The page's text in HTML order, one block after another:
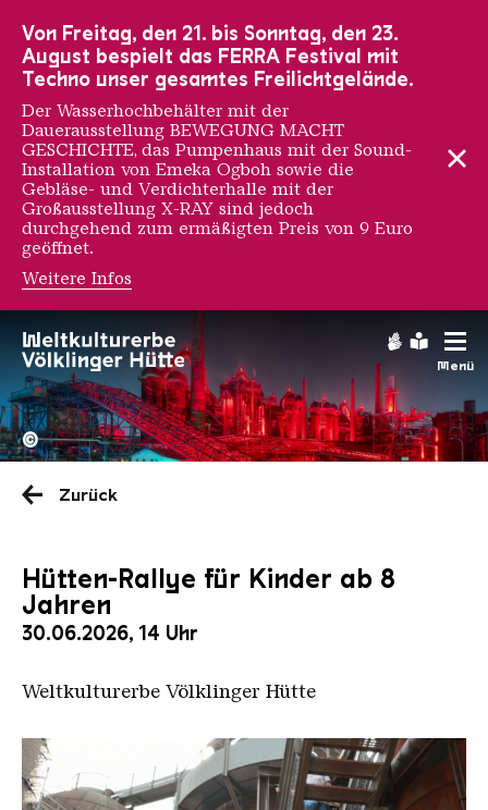
Menü
Hochofengruppe in Rot
Copyright:
©
Zurück
Hütten-Rallye für Kinder ab 8
Jahren
30.06.2026, 14 Uhr
Weltkulturerbe Völklinger Hütte
Von Freitag, den 21. bis Sonntag, den 23.
August bespielt das FERRA Festival mit
Techno unser gesamtes Freilichtgelände.
Der Wasserhochbehälter mit der
Dauerausstellung BEWEGUNG MACHT
GESCHICHTE, das Pumpenhaus mit der Sound-
Installation von Emeka Ogboh sowie die
Gebläse- und Verdichterhalle mit der
Großausstellung X-RAY sind jedoch
durchgehend zum ermäßigten Preis von 9 Euro
geöffnet.
Weitere Infos